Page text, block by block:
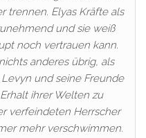
trennen. Elyas Kräfte als
und sie weiß
noch vertrauen kann.
anderes übrig, als
und seine Freunde
ihrer Welten zu
verfeindeten Herrscher
mehr verschwimmen.